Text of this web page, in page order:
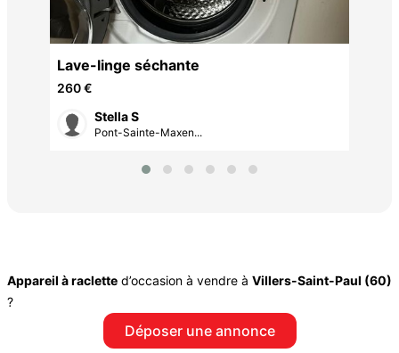
Lave-linge séchante
260 €
Stella S
Pont-Sainte-Maxen...
Appareil à raclette d’occasion à vendre à Villers-Saint-Paul (60)
?
Déposer une annonce